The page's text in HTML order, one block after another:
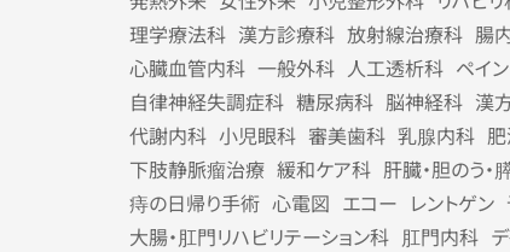
理学療法科 漢方診療科 放射線治療科 腸
心臓血管内科 一般外科 人工透析科 ペイ
自律神経失調症科 糖尿病科 脳神経科 漢
代謝内科 小児眼科 審美歯科 乳腺内科
下肢静脈瘤治療 緩和ケア科 肝臓・胆のう・
痔の日帰り手術 心電図 エコー レントゲン
大腸・肛門リハビリテーション科 肛門内科